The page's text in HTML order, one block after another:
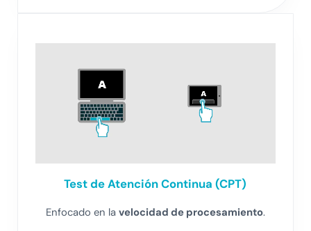
Test de Atención Continua (CPT)
Enfocado en la velocidad de procesamiento.